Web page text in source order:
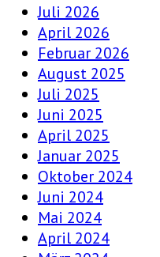
Juli 2026
April 2026
Februar 2026
August 2025
Juli 2025
Juni 2025
April 2025
Januar 2025
Oktober 2024
Juni 2024
Mai 2024
April 2024